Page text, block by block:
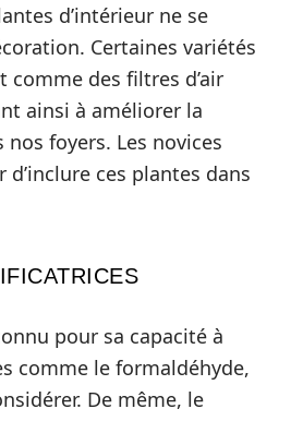
d’intérieur ne se
Certaines variétés
comme des filtres d’air
ainsi à améliorer la
nos foyers. Les novices
d’inclure ces plantes dans
pour sa capacité à
comme le formaldéhyde,
De même, le